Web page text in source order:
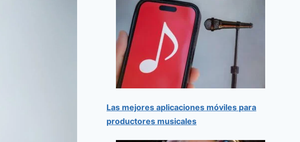
Las mejores aplicaciones móviles para
productores musicales